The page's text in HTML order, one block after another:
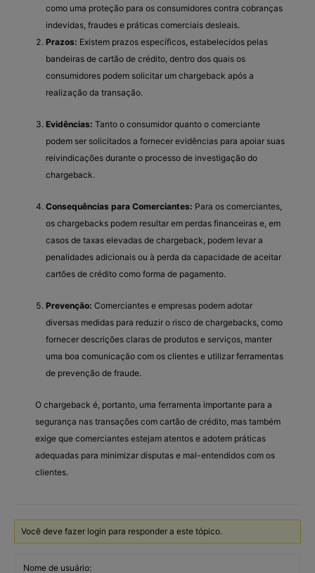
como uma proteção para os consumidores contra cobranças
indevidas, fraudes e práticas comerciais desleais.
Prazos: Existem prazos específicos, estabelecidos pelas
bandeiras de cartão de crédito, dentro dos quais os
consumidores podem solicitar um chargeback após a
realização da transação.
Evidências: Tanto o consumidor quanto o comerciante
podem ser solicitados a fornecer evidências para apoiar suas
reivindicações durante o processo de investigação do
chargeback.
Consequências para Comerciantes: Para os comerciantes,
os chargebacks podem resultar em perdas financeiras e, em
casos de taxas elevadas de chargeback, podem levar a
penalidades adicionais ou à perda da capacidade de aceitar
cartões de crédito como forma de pagamento.
Prevenção: Comerciantes e empresas podem adotar
diversas medidas para reduzir o risco de chargebacks, como
fornecer descrições claras de produtos e serviços, manter
uma boa comunicação com os clientes e utilizar ferramentas
de prevenção de fraude.
O chargeback é, portanto, uma ferramenta importante para a
segurança nas transações com cartão de crédito, mas também
exige que comerciantes estejam atentos e adotem práticas
adequadas para minimizar disputas e mal-entendidos com os
clientes.
Você deve fazer login para responder a este tópico.
Nome de usuário: